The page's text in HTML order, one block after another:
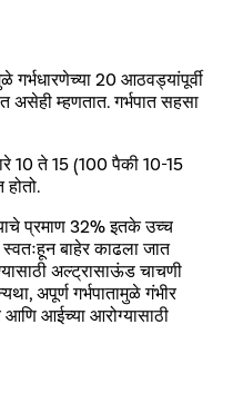
गर्भधारणेच्या 20 आठवड्यांपूर्वी
असेही म्हणतात. गर्भपात सहसा
10 ते 15 (100 पैकी 10-15
प्रमाण 32% इतके उच्च
बाहेर काढला जात
अल्ट्रासाऊंड चाचणी
अपूर्ण गर्भपातामुळे गंभीर
आईच्या आरोग्यासाठी